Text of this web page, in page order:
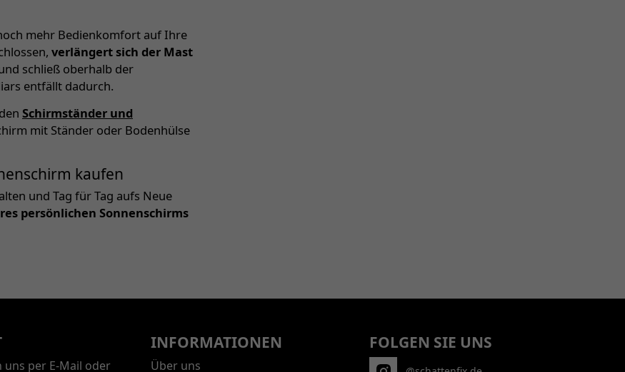
mehr Bedienkomfort auf Ihre
verlängert sich der Mast
schließ oberhalb der
entfällt dadurch.
Schirmständer und
mit Ständer oder Bodenhülse
kaufen
und Tag für Tag aufs Neue
persönlichen Sonnenschirms
uns per E-Mail oder
INFORMATIONEN
Über uns
FOLGEN SIE UNS